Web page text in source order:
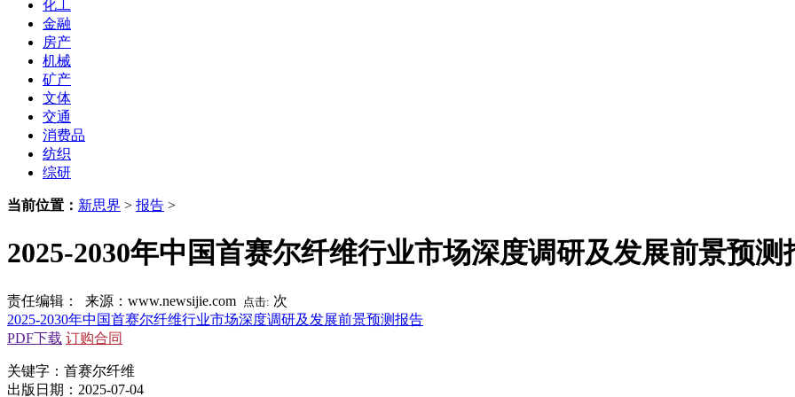
化工
金融
房产
机械
矿产
文体
交通
消费品
纺织
综研
当前位置： 新思界 > 报告 >
2025-2030年中国首赛尔纤维行业市场深度调研及发展前景预测
责任编辑： 来源：www.newsijie.com 点击: 次
2025-2030年中国首赛尔纤维行业市场深度调研及发展前景预测报告
PDF下载 订购合同
关键字：首赛尔纤维
出版日期：2025-07-04